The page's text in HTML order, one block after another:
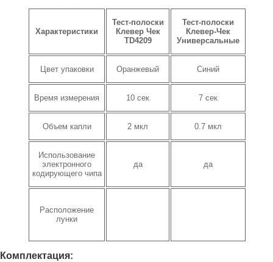
Характеристики
Тест-полоски
Клевер Чек
TD4209
Тест-полоски
Клевер-Чек
Универсальные
Цвет упаковки Оранжевый Синий
Время измерения 10 сек 7 сек
Объем капли 2 мкл 0.7 мкл
Использование
электронного
кодирующего чипа
да да
Расположение
лунки
Комплектация: